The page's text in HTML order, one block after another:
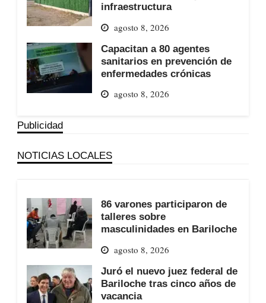
infraestructura
agosto 8, 2026
Capacitan a 80 agentes
sanitarios en prevención de
enfermedades crónicas
agosto 8, 2026
Publicidad
NOTICIAS LOCALES
86 varones participaron de
talleres sobre
masculinidades en Bariloche
agosto 8, 2026
Juró el nuevo juez federal de
Bariloche tras cinco años de
vacancia